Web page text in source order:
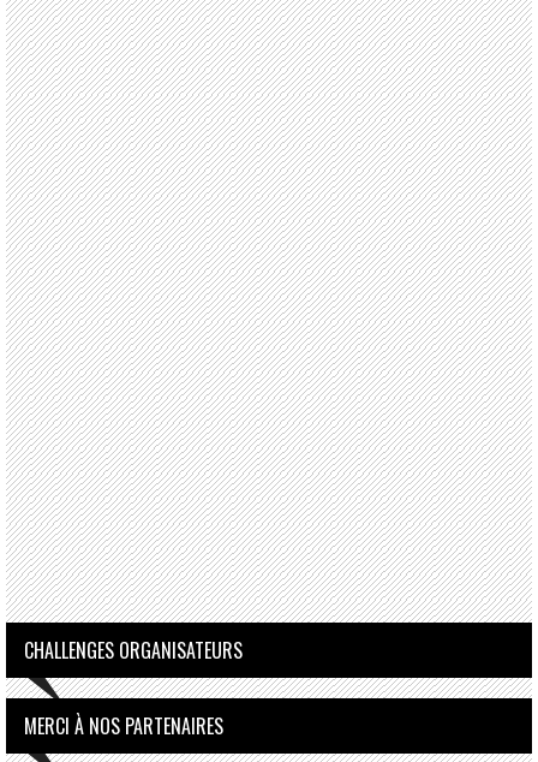
CHALLENGES ORGANISATEURS
MERCI À NOS PARTENAIRES